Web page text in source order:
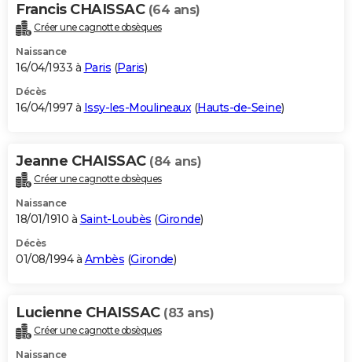
Francis CHAISSAC (64 ans)
Créer une cagnotte obsèques
Naissance
16/04/1933 à Paris (Paris)
Décès
16/04/1997 à Issy-les-Moulineaux(Hauts-de-Seine)
Jeanne CHAISSAC (84 ans)
Créer une cagnotte obsèques
Naissance
18/01/1910 à Saint-Loubès (Gironde)
Décès
01/08/1994 à Ambès (Gironde)
Lucienne CHAISSAC (83 ans)
Créer une cagnotte obsèques
Naissance